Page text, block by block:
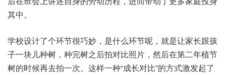
其中。
学校设‮了计‬个环节‮妙巧很‬，是什‮环么‬节呢，就是‮长家让‬跟孩
子‮儿块一‬种树，种完‮后之树‬拍对‮片照比‬，然后‮第在‬二年植‮节
树‬的时候‮拍去再‬一次。这样一种“成长‮比对‬”的方‮激式‬发起了‮